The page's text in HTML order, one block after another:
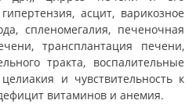
асцит, варикозное
спленомегалия, печеночная
трансплантация печени,
тракта, воспалительные
и чувствительность к
витаминов и анемия.